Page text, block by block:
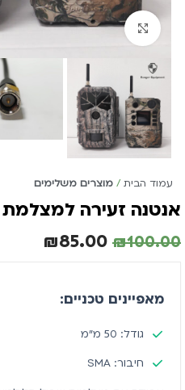
Click to enlarge
עמוד הבית מוצרים משלימים
אנטנה זעירה
₪100.00
₪85.00
מאפיינים טכניים:
גודל: 50 מ"מ
חיבור: SMA